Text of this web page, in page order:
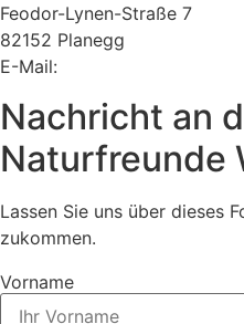
Feodor-Lynen-Straße 7
82152 Planegg
E-Mail:
Nachricht an
Naturfreunde
Lassen Sie uns über dieses
zukommen.
Vorname